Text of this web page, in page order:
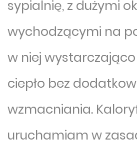
sypialnię, z dużymi
wychodzącymi na
w niej
ciepło bez
wzmacniania.
uruchamiam w